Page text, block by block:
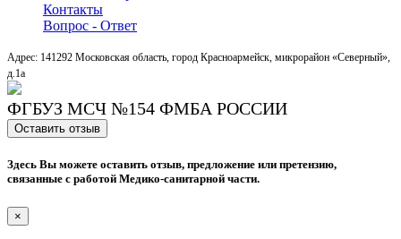
Контакты
Вопрос - Ответ
Адрес: 141292 Московская область, город Красноармейск, микрорайон «Северный»,
д.1a
ФГБУЗ МСЧ №154 ФМБА РОССИИ
Оставить отзыв
Здесь Вы можете оставить отзыв, предложение или претензию,
связанные с работой Медико-санитарной части.
×